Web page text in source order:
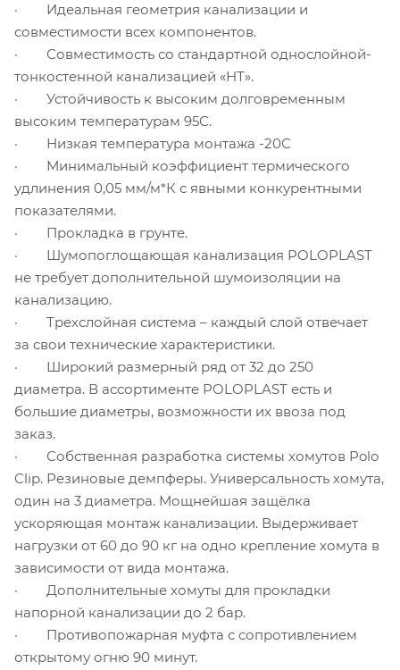
· Идеальная геометрия канализации и
совместимости всех компонентов.
· Совместимость со стандартной однослойной-
тонкостенной канализацией «НТ».
· Устойчивость к высоким долговременным
высоким температурам 95С.
· Низкая температура монтажа -20С
· Минимальный коэффициент термического
удлинения 0,05 мм/м*К с явными конкурентными
показателями.
· Прокладка в грунте.
· Шумопоглощающая канализация POLOPLAST
не требует дополнительной шумоизоляции на
канализацию.
· Трехслойная система – каждый слой отвечает
за свои технические характеристики.
· Широкий размерный ряд от 32 до 250
диаметра. В ассортименте POLOPLAST есть и
большие диаметры, возможности их ввоза под
заказ.
· Собственная разработка системы хомутов Polo
Clip. Резиновые демпферы. Универсальность хомута,
один на 3 диаметра. Мощнейшая защёлка
ускоряющая монтаж канализации. Выдерживает
нагрузки от 60 до 90 кг на одно крепление хомута в
зависимости от вида монтажа.
· Дополнительные хомуты для прокладки
напорной канализации до 2 бар.
· Противопожарная муфта с сопротивлением
открытому огню 90 минут.